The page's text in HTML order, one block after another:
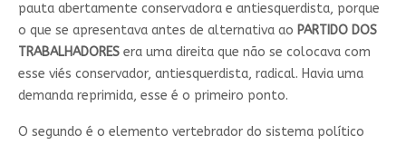
pauta abertamente conservadora e antiesquerdista, porque
o que se apresentava antes de alternativa ao PARTIDO DOS
TRABALHADORESera uma direita que não se colocava com
esse viés conservador, antiesquerdista, radical. Havia uma
demanda reprimida, esse é o primeiro ponto.
O segundo é o elemento vertebrador do sistema político